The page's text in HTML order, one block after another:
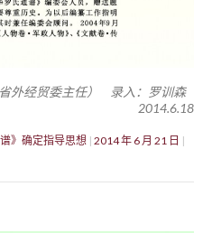
外经贸委主任） 录入：罗训森
2014.6.18
》确定指导思想 2014 年 6 月 21 日